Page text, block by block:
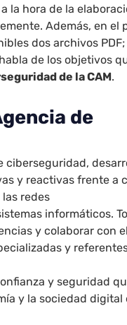
la hora de la
Además, en el
dos archivos
de los objetivos
de la CAM.
de
ciberseguridad,
y reactivas frente a
redes
informáticos.
y colaborar con
y
y seguridad
y la sociedad digital